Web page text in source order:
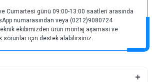
Cumartesi günü 09:00-13:00 saatleri arasında
numarasından veya (0212)9080724
ekibimizden ürün montaj aşaması ve
sorunlar için destek alabilirsiniz.